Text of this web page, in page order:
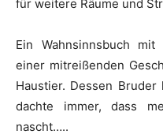
für weitere Räume und
Ein Wahnsinnsbuch
einer mitreißenden
Haustier. Dessen
dachte immer, dass
nascht…..